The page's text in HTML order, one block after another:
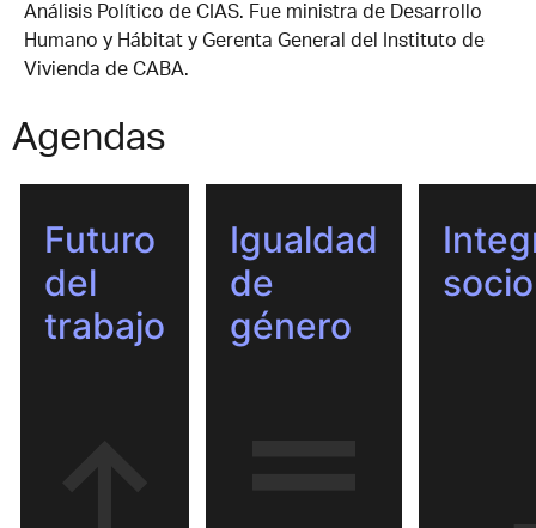
Análisis Político de CIAS. Fue ministra de Desarrollo
Humano y Hábitat y Gerenta General del Instituto de
Vivienda de CABA.
Agendas
Futuro
del
trabajo
Igualdad
de
género